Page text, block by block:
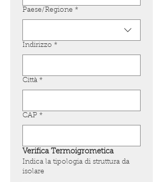
Indirizzo su più righe
Paese/Regione *
Indirizzo *
Città *
CAP *
Verifica Termoigrometica
Indica la tipologia di struttura da
isolare